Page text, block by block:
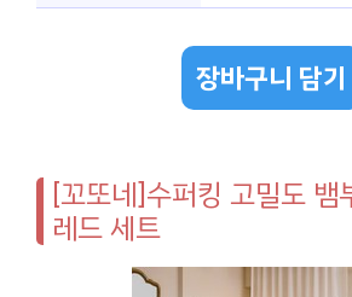
장바구니 담기
[꼬또네]수퍼킹 고밀도
레드 세트